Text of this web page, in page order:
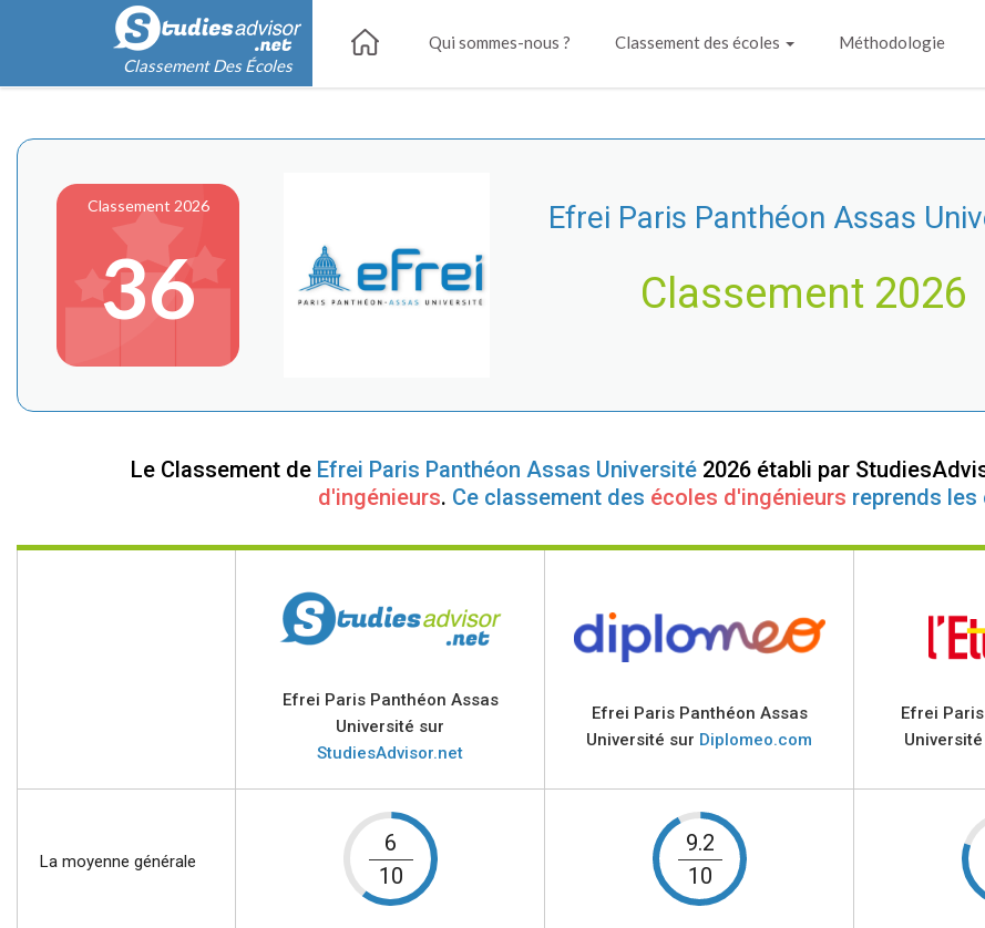
Classement Des Écoles
Qui sommes-nous ? Classement des écoles Méthodologie
Classement 2026
36
Efrei Paris Panthéon Assas
Classement 2026
Le Classement de Efrei Paris Panthéon Assas Université 2026 établi par
d'ingénieurs. Ce classement des écoles d'ingénieurs reprends les
Efrei Paris Panthéon Assas
Université sur
StudiesAdvisor.net
Efrei Paris Panthéon Assas
Université sur Diplomeo.com
Efrei
La moyenne générale
6
10
9.2
10